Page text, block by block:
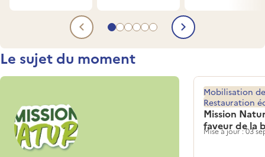
Aller au contenu 1
Aller au contenu 2
Aller au contenu 3
Aller au contenu 4
Aller au contenu 5
Aller au contenu 6
Contenu précédentContenu
Titre
Le sujet du moment
Mission
faveur de la
Mobilisation
Restauration
Mise à jour : 03